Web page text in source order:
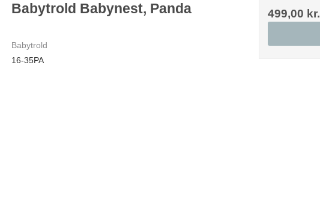
Babytrold Babynest, Panda
Babytrold
16-35PA
499,00 kr.